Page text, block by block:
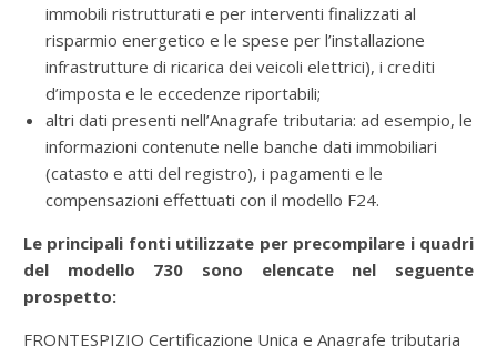
immobili ristrutturati e per interventi finalizzati al
risparmio energetico e le spese per l’installazione
infrastrutture di ricarica dei veicoli elettrici), i crediti
d’imposta e le eccedenze riportabili;
altri dati presenti nell’Anagrafe tributaria: ad esempio, le
informazioni contenute nelle banche dati immobiliari
(catasto e atti del registro), i pagamenti e le
compensazioni effettuati con il modello F24.
Le principali fonti utilizzate per precompilare i quadri
del modello 730 sono elencate nel seguente
prospetto:
FRONTESPIZIO Certificazione Unica e Anagrafe tributaria